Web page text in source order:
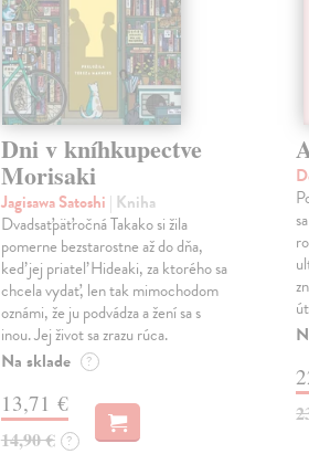
Dni v kníhkupectve
Morisaki
Jagisawa Satoshi | Kniha
Dvadsaťpäťročná Takako si žila
pomerne bezstarostne až do dňa,
keď jej priateľ Hideaki, za ktorého sa
chcela vydať, len tak mimochodom
oznámi, že ju podvádza a žení sa s
inou. Jej život sa zrazu rúca.
Na sklade ?
13,71 €
14,90 € ?